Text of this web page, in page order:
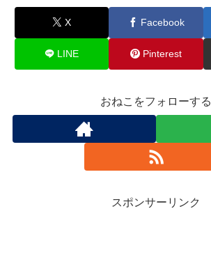
X Facebook
LINE Pinterest
おねこをフォローする
スポンサーリンク